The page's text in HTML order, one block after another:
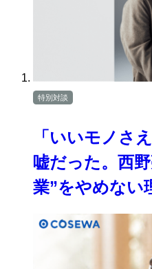
「いいモノさ
嘘だった。西
業”をやめない
特別対談